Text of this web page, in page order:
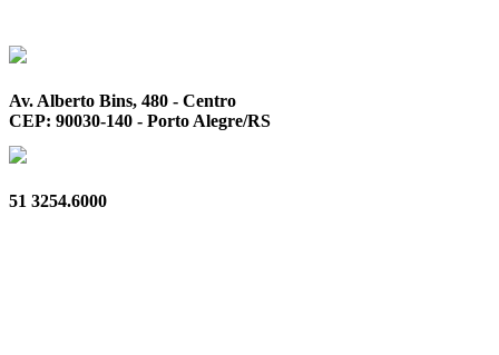
Av. Alberto Bins, 480 - Centro
CEP: 90030-140 - Porto Alegre/RS
51 3254.6000